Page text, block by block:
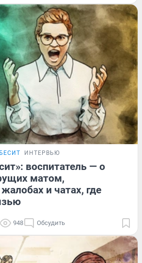
ИНТЕРВЬЮ
воспитатель — о
матом,
и чатах, где
948 Обсудить